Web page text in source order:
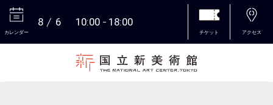
カレンダー
8 6 10:00 18:00
チケット アクセス